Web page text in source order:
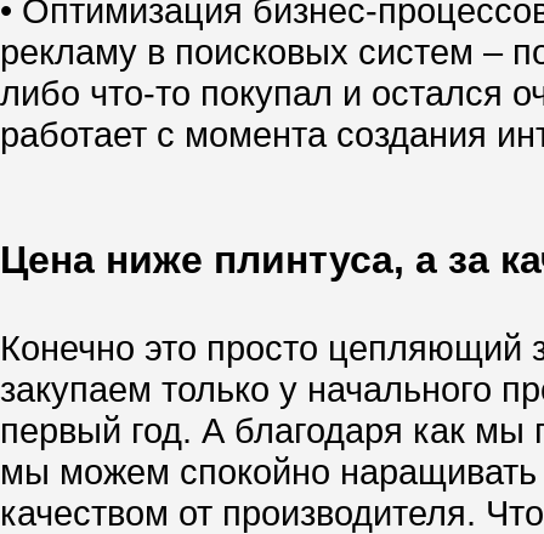
• Оптимизация бизнес-
рекламу в поисковых систем –
либо что-то покупал и остался
работает с момента создания
Цена ниже плинтуса, а за
Конечно это просто цепляющий
закупаем только у начального
первый год. А благодаря как
мы можем спокойно наращивать
качеством от производителя.